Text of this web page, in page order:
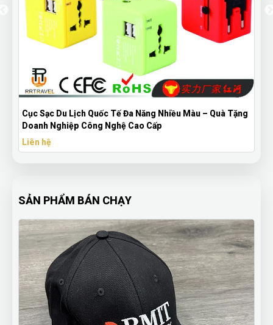
Cục Sạc Du Lịch Quốc Tế Đa Năng Nhiều Màu – Quà Tặng
Doanh Nghiệp Công Nghệ Cao Cấp
Liên hệ
SẢN PHẨM BÁN CHẠY